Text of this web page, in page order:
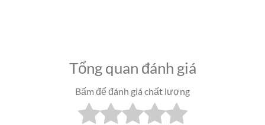
Tổng quan đánh giá
Bấm để đánh giá chất lượng